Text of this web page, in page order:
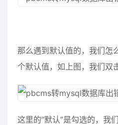
那么遇到默认值的，我们怎
个默认值，如上图，我们双
这里的“默认”是勾选的，我